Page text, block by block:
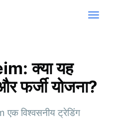
क्या यह
फर्जी योजना?
एक विश्वसनीय ट्रेडिंग